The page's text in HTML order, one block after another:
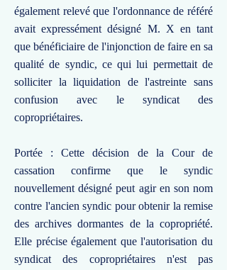
également relevé que l'ordonnance de référé
avait expressément désigné M. X en tant
que bénéficiaire de l'injonction de faire en sa
qualité de syndic, ce qui lui permettait de
solliciter la liquidation de l'astreinte sans
confusion avec le syndicat des
copropriétaires.
Portée : Cette décision de la Cour de
cassation confirme que le syndic
nouvellement désigné peut agir en son nom
contre l'ancien syndic pour obtenir la remise
des archives dormantes de la copropriété.
Elle précise également que l'autorisation du
syndicat des copropriétaires n'est pas